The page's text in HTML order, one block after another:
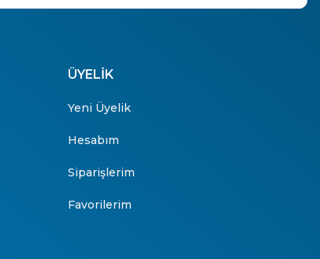
ÜYELİK
Yeni Üyelik
Hesabım
Siparişlerim
Favorilerim